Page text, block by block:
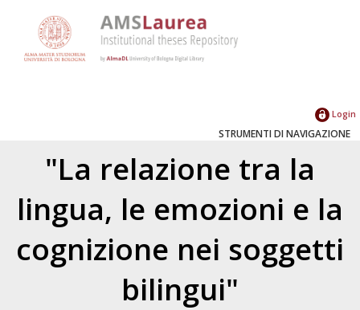
Login
STRUMENTI DI NAVIGAZIONE
"La relazione tra la
lingua, le emozioni e la
cognizione nei soggetti
bilingui"